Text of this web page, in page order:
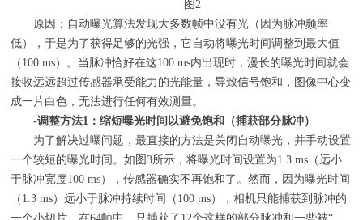
图2
原因：自动曝光算法发现大多数帧中没有光（因为脉冲频率
低），于是为了获得足够的光强，它自动将曝光时间调整到最大值
（ 100 ms）。当脉冲恰好在这100 ms内出现时，漫长的曝光时间就会
接收远远超过传感器承受能力的光能量，导致信号饱和，图像中心变
成一片白色，无法进行任何有效测量。
-调整方法1 ：缩短曝光时间以避免饱和（捕获部分脉冲）
为了解决过曝问题，最直接的方法是关闭自动曝光，并手动设置
一个较短的曝光时间。如图3所示，将曝光时间设置为1.3 ms （远小
于脉冲宽度100 ms），传感器确实不再饱和了。然而，因为曝光时间
（ 1.3 ms）远小于脉冲持续时间（ 100 ms），相机只能捕获到脉冲的